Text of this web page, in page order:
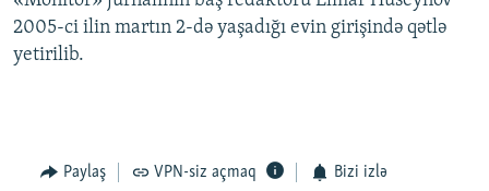
2005-ci ilin martın 2-də yaşadığı evin girişində qətlə
yetirilib.
Paylaş VPN-siz açmaq Bizi izlə